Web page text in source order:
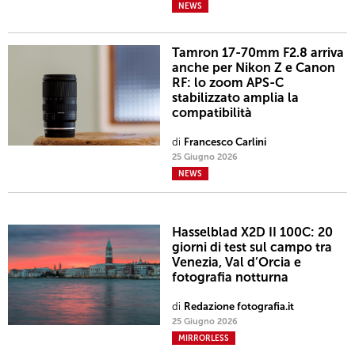
NEWS
Tamron 17-70mm F2.8 arriva
anche per Nikon Z e Canon
RF: lo zoom APS-C
stabilizzato amplia la
compatibilità
di Francesco Carlini
25 Giugno 2026
NEWS
Hasselblad X2D II 100C: 20
giorni di test sul campo tra
Venezia, Val d’Orcia e
fotografia notturna
di Redazione fotografia.it
25 Giugno 2026
MIRRORLESS